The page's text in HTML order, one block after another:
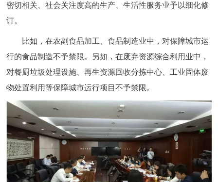
密切相关、社会关注度高的生产、生活性服务业予以细化修
订。
比如，在农副食品加工、食品制造业中，对保障城市运
行的食品制造不予禁限。另如，在废弃资源综合利用业中，
对餐厨垃圾处理设施、再生资源回收分拣中心、工业固体废
物处置利用等保障城市运行项目不予禁限。